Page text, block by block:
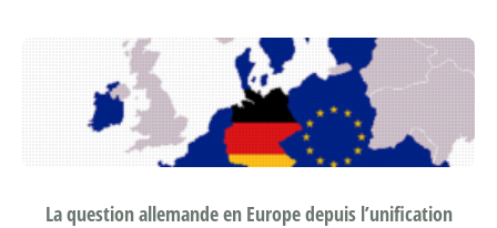
La question allemande en Europe depuis l’unification